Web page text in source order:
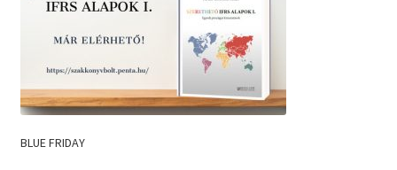
BLUE FRIDAY